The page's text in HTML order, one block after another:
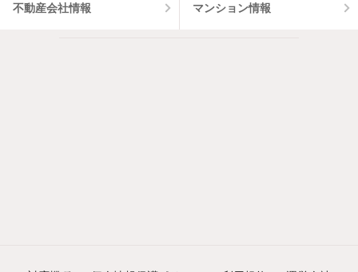
不動産会社情報 マンション情報